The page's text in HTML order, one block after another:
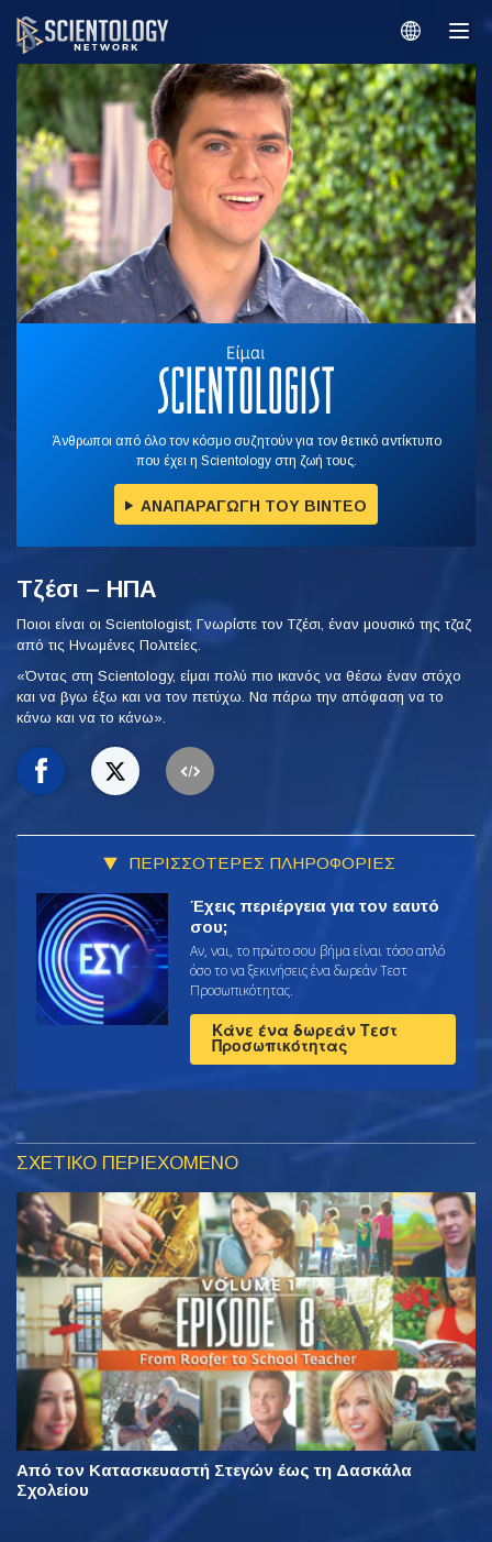
Άνθρωποι από όλο τον κόσμο συζητούν για τον θετικό αντίκτυπο
που έχει η Scientology στη ζωή τους.
ΑΝΑΠΑΡΑΓΩΓΗ ΤΟΥ ΒΙΝΤΕΟ
Τζέσι – ΗΠΑ
Ποιοι είναι οι Scientologist; Γνωρίστε τον Τζέσι, έναν μουσικό της τζαζ
από τις Ηνωμένες Πολιτείες.
«Όντας στη Scientology, είμαι πολύ πιο ικανός να θέσω έναν στόχο
και να βγω έξω και να τον πετύχω. Να πάρω την απόφαση να το
κάνω και να το κάνω».
ΠΕΡΙΣΣΟΤΕΡΕΣ ΠΛΗΡΟΦΟΡΙΕΣ
Έχεις περιέργεια για τον εαυτό
σου;
Αν, ναι, το πρώτο σου βήμα είναι τόσο απλό
όσο το να ξεκινήσεις ένα δωρεάν Τεστ
Προσωπικότητας.
Κάνε ένα δωρεάν Τεστ
Προσωπικότητας
ΣΧΕΤΙΚΟ ΠΕΡΙΕΧΟΜΕΝΟ
Από τον Κατασκευαστή Στεγών έως τη Δασκάλα
Σχολείου